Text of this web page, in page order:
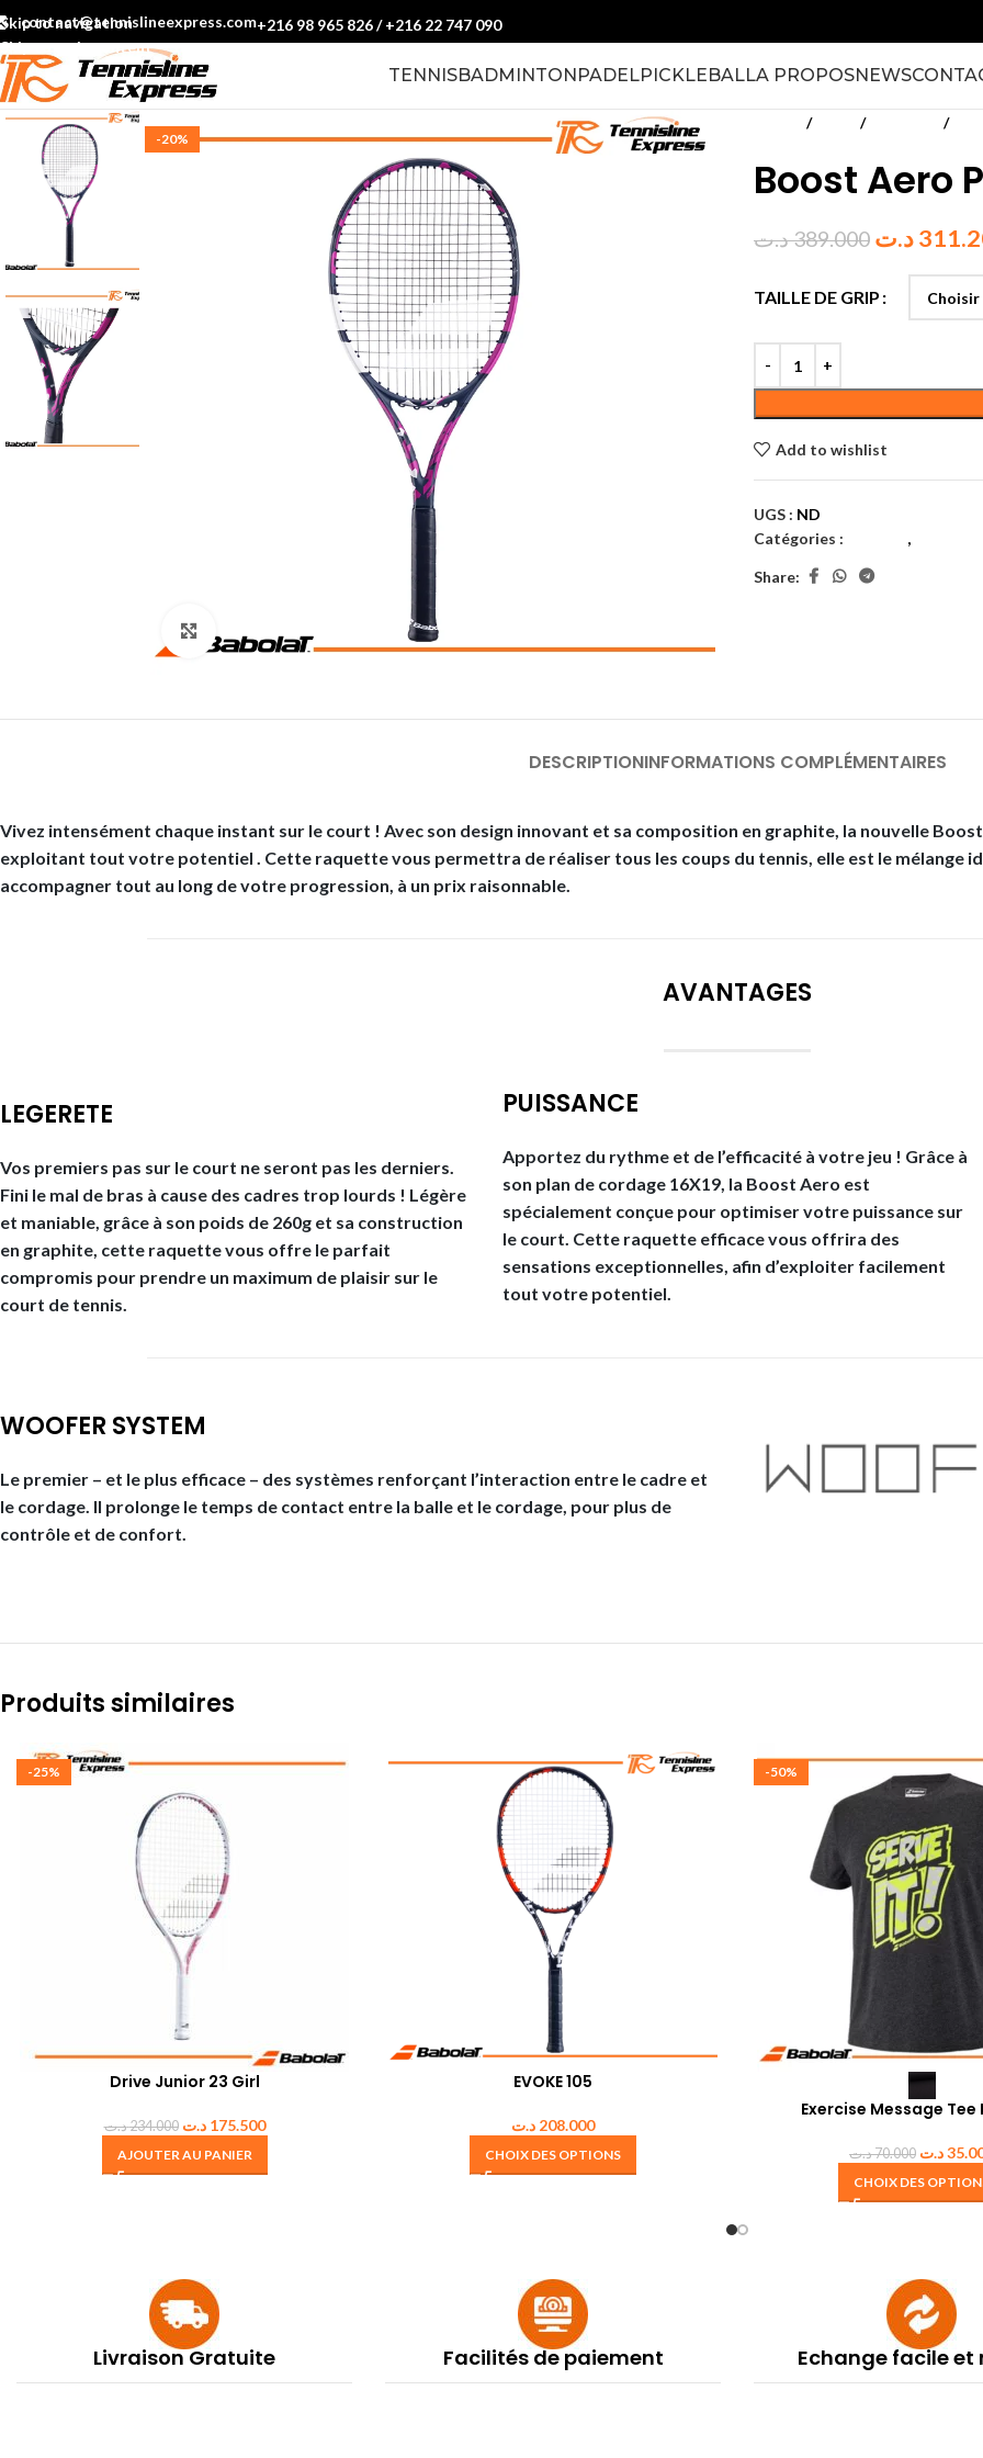
Skip to navigation
Skip to main content
contact@tennislineexpress.com+216 98 965 826/+216 22 747 090
TENNISBADMINTONPADELPICKLEBALLA PROPOSNEWS
-20%
Tennis Raquettes
Boost Aero
389.000د.ت د.ت
TAILLE DE GRIP
Add to wishlist
UGS : ND
Catégories :
,
Share:
DESCRIPTIONINFORMATIONS COMPLÉMENTAIRES
Vivez intensément chaque instant sur le court ! Avec son design innovant et sa composition en graphite, la nouvelle
exploitant tout votre potentiel . Cette raquette vous permettra de réaliser tous les coups du tennis, elle est le mélange
accompagner tout au long de votre progression, à un prix raisonnable.
AVANTAGES
LEGERETE
Vos premiers pas sur le court ne seront pas les derniers.
Fini le mal de bras à cause des cadres trop lourds ! Légère
et maniable, grâce à son poids de 260g et sa construction
en graphite, cette raquette vous offre le parfait
compromis pour prendre un maximum de plaisir sur le
court de tennis.
PUISSANCE
Apportez du rythme et de l’efficacité à votre jeu ! Grâce à
son plan de cordage 16X19, la Boost Aero est
spécialement conçue pour optimiser votre puissance sur
le court. Cette raquette efficace vous offrira des
sensations exceptionnelles, afin d’exploiter facilement
tout votre potentiel.
WOOFER SYSTEM
Le premier – et le plus efficace – des systèmes renforçant l’interaction entre le cadre et
le cordage. Il prolonge le temps de contact entre la balle et le cordage, pour plus de
contrôle et de confort.
Produits similaires
-25%
Drive Junior 23 Girl
234.000د.ت 175.500 د.ت
AJOUTER AU PANIER
EVOKE 105
208.000 د.ت
CHOIX DES OPTIONS
-50%
Exercise Message Tee
70.000د.ت د.ت
CHOIX DES
Livraison Gratuite Facilités de paiement Echange facile et